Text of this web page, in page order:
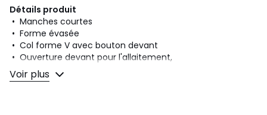
Détails produit
• Manches courtes
• Forme évasée
• Col forme V avec bouton devant
• Ouverture devant pour l'allaitement,
• Matière fluide et confortable, douce au touché
• Ce vêtement est adapté pour la grossesse
Voir plus